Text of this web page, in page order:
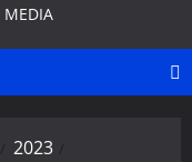
MEDIA
2023